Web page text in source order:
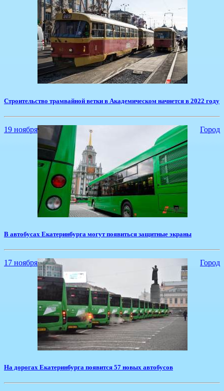
Строительство трамвайной ветки в Академическом начнется в 2022 году
19 ноября Город
В автобусах Екатеринбурга могут появиться защитные экраны
17 ноября Город
На дорогах Екатеринбурга появится 57 новых автобусов